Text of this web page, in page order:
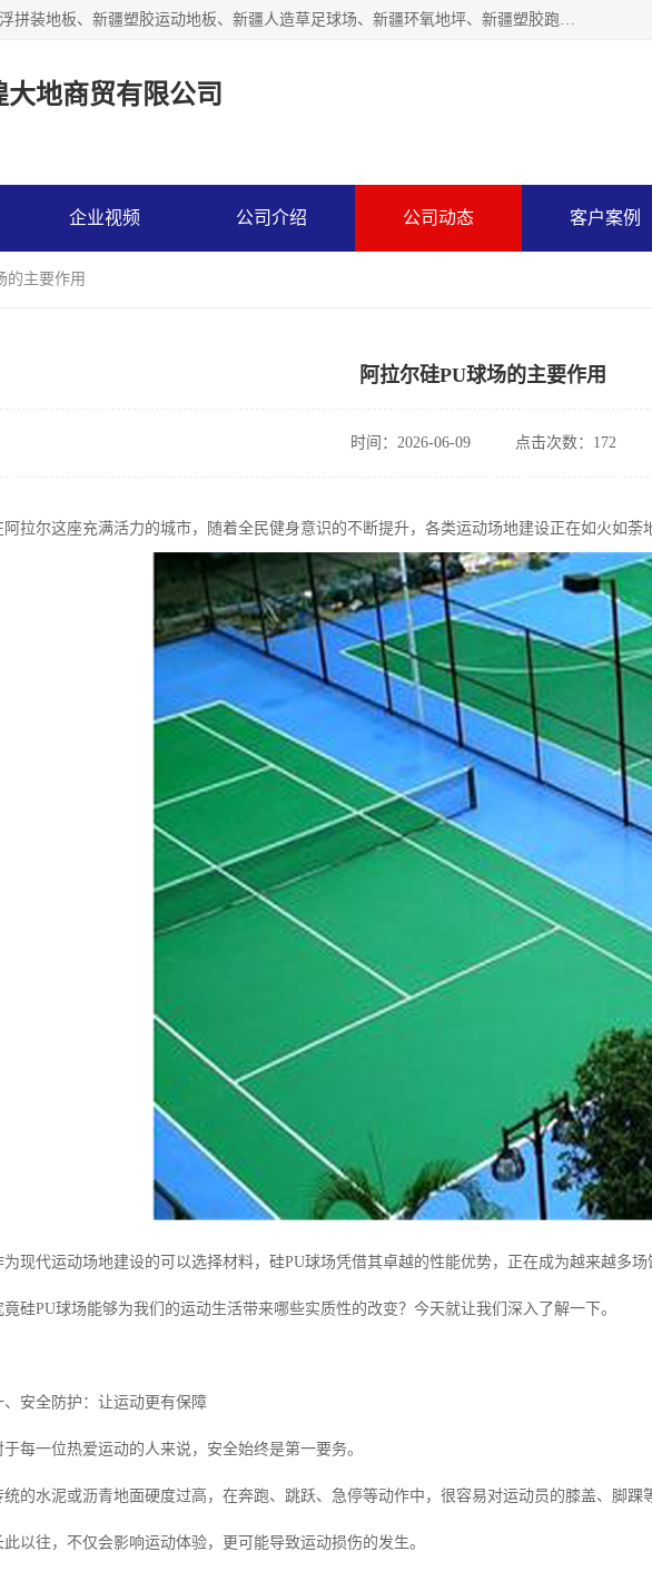
乌鲁木齐市辉煌大地商贸有限公司专注新疆悬浮拼装地板、新疆塑胶运动地板、新疆人造草足球场、新疆环氧地坪、新疆塑胶跑道、新疆舞蹈地板的地面材料供应商。质量优，价格佳，欢迎咨询。
地商贸有限公司
企业视频 公司介绍 公司动态 客户案例
的主要作用
阿拉尔硅PU球场的主要作用
时间：2026-06-09 点击次数：172
阿拉尔这座充满活力的城市，随着全民健身意识的不断提升，各类运动场地建设正在如火如荼
为现代运动场地建设的可以选择材料，硅PU球场凭借其卓越的性能优势，正在成为越来越多场
竟硅PU球场能够为我们的运动生活带来哪些实质性的改变？今天就让我们深入了解一下。
、安全防护：让运动更有保障
于每一位热爱运动的人来说，安全始终是第一要务。
统的水泥或沥青地面硬度过高，在奔跑、跳跃、急停等动作中，很容易对运动员的膝盖、脚踝
此以往，不仅会影响运动体验，更可能导致运动损伤的发生。